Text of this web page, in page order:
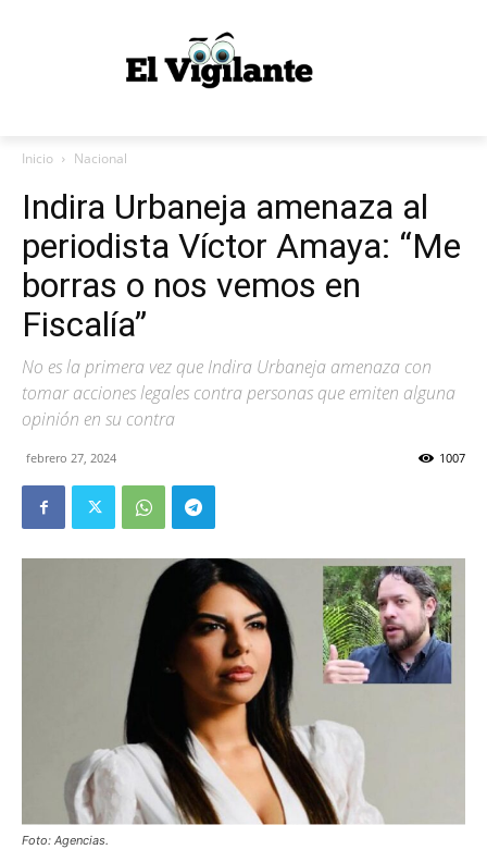
Inicio Nacional
Indira Urbaneja amenaza al
periodista Víctor Amaya: “Me
borras o nos vemos en
Fiscalía”
No es la primera vez que Indira Urbaneja amenaza con
tomar acciones legales contra personas que emiten alguna
opinión en su contra
febrero 27, 2024 1007
Foto: Agencias.